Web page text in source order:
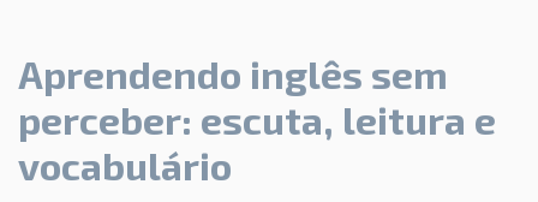
Aprendendo inglês sem
perceber: escuta, leitura e
vocabulário